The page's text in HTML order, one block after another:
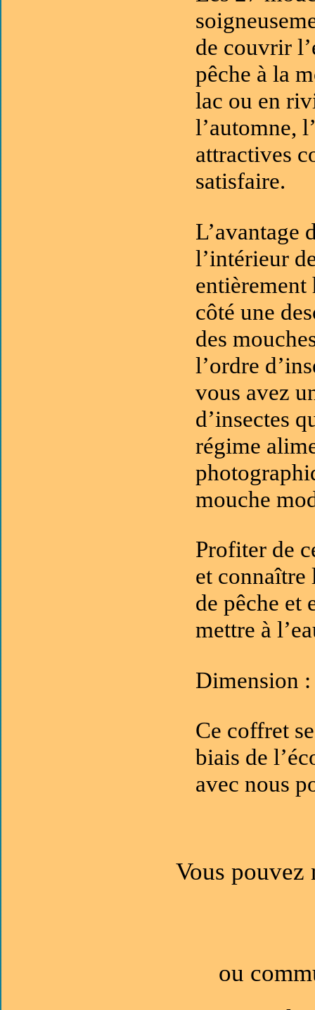
de couvrir
pêche à la
lac ou en
l’automne,
attractives
satisfaire.
L’avantage
l’intérieur
entièrement
côté une
des
l’ordre
vous avez
d’insectes
régime
mouche
Profiter de
et connaître
de pêche et
mettre à
Dimension
Ce coffret
biais de
avec nous
Vous pouvez
ou